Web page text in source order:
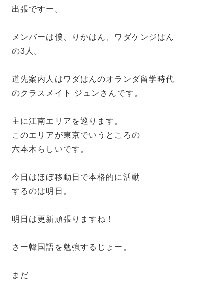
出張ですー。
メンバーは僕、りかはん、ワダケンジはん
の3人。
道先案内人はワダはんのオランダ留学時代
のクラスメイト ジュンさんです。
主に江南エリアを巡ります。
このエリアが東京でいうところの
六本木らしいです。
今日はほぼ移動日で本格的に活動
するのは明日。
明日は更新頑張りますね！
さー韓国語を勉強するじょー。
まだ